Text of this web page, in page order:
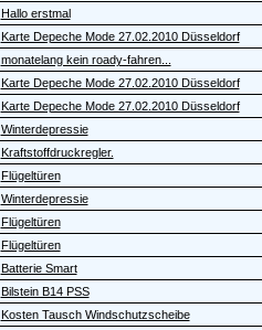
Hallo erstmal
Karte Depeche Mode 27.02.2010 Düsseldorf
monatelang kein roady-fahren...
Karte Depeche Mode 27.02.2010 Düsseldorf
Karte Depeche Mode 27.02.2010 Düsseldorf
Winterdepressie
Kraftstoffdruckregler.
Flügeltüren
Winterdepressie
Flügeltüren
Flügeltüren
Batterie Smart
Bilstein B14 PSS
Kosten Tausch Windschutzscheibe